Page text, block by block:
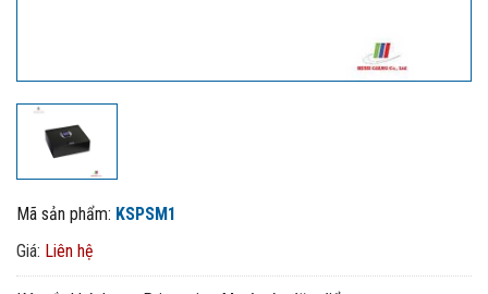
Mã sản phẩm: KSPSM1
Giá: Liên hệ